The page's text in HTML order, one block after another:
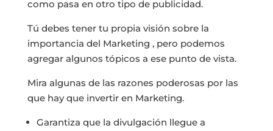
como pasa en otro tipo de publicidad.
Tú debes tener tu propia visión sobre la
importancia del Marketing , pero podemos
agregar algunos tópicos a ese punto de vista.
Mira algunas de las razones poderosas por las
que hay que invertir en Marketing.
Garantiza que la divulgación llegue a